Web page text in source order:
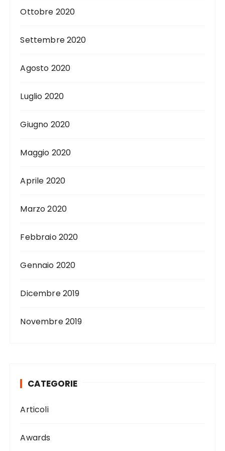
Ottobre 2020
Settembre 2020
Agosto 2020
Luglio 2020
Giugno 2020
Maggio 2020
Aprile 2020
Marzo 2020
Febbraio 2020
Gennaio 2020
Dicembre 2019
Novembre 2019
CATEGORIE
Articoli
Awards